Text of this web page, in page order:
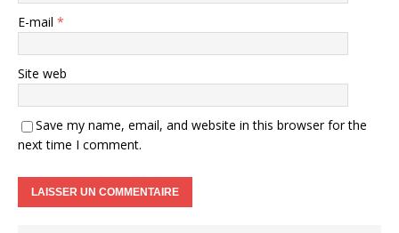
E-mail *
Site web
Save my name, email, and website in this browser for the
next time I comment.